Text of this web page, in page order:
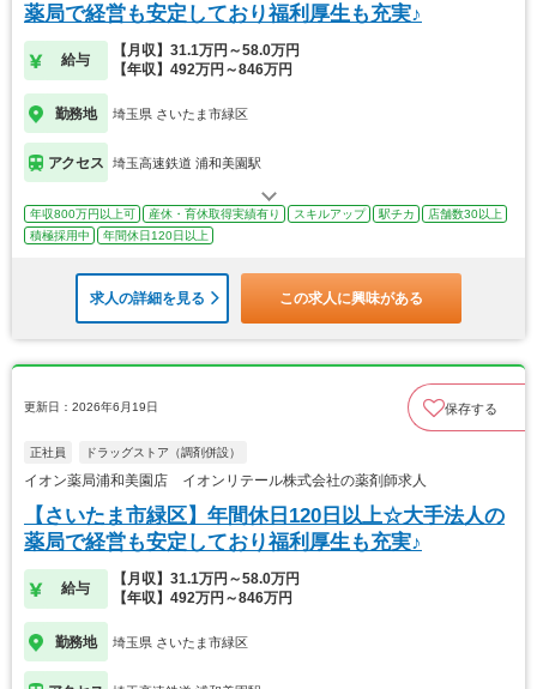
薬局で経営も安定しており福利厚生も充実♪
給与
【月収】31.1万円～58.0万円
【年収】492万円～846万円
勤務地 埼玉県 さいたま市緑区
アクセス 埼玉高速鉄道 浦和美園駅
年収800万円以上可 産休・育休取得実績有り スキルアップ 駅チカ
店舗数30以上
積極採用中
年間休日120日以上
求人の詳細を見る この求人に興味がある
更新日：2026年6月19日 保存する
正社員 ドラッグストア（調剤併設）
イオン薬局浦和美園店 イオンリテール株式会社の薬剤師求人
【さいたま市緑区】年間休日120日以上☆大手法人の
薬局で経営も安定しており福利厚生も充実♪
給与
【月収】31.1万円～58.0万円
【年収】492万円～846万円
勤務地 埼玉県 さいたま市緑区